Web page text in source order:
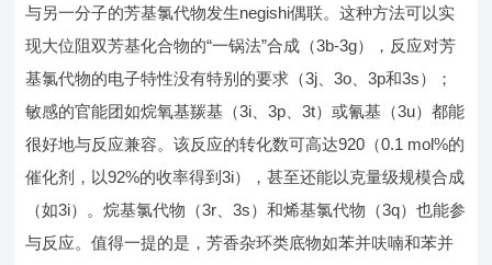
与另一分子的芳基氯代物发生negishi偶联。这种方法可以实
现大位阻双芳基化合物的“一锅法”合成（3b-3g），反应对芳
基氯代物的电子特性没有特别的要求（3j、3o、3p和3s）；
敏感的官能团如烷氧基羰基（3i、3p、3t）或氰基（3u）都能
很好地与反应兼容。该反应的转化数可高达920（0.1 mol%的
催化剂，以92%的收率得到3i），甚至还能以克量级规模合成
（如3i）。烷基氯代物（3r、3s）和烯基氯代物（3q）也能参
与反应。值得一提的是，芳香杂环类底物如苯并呋喃和苯并